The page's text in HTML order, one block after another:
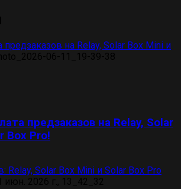
предзаказов на Relay, Solar Box Mini и
предзаказов на Relay, Solar
Box Pro!
Relay, Solar Box Mini и Solar Box Pro